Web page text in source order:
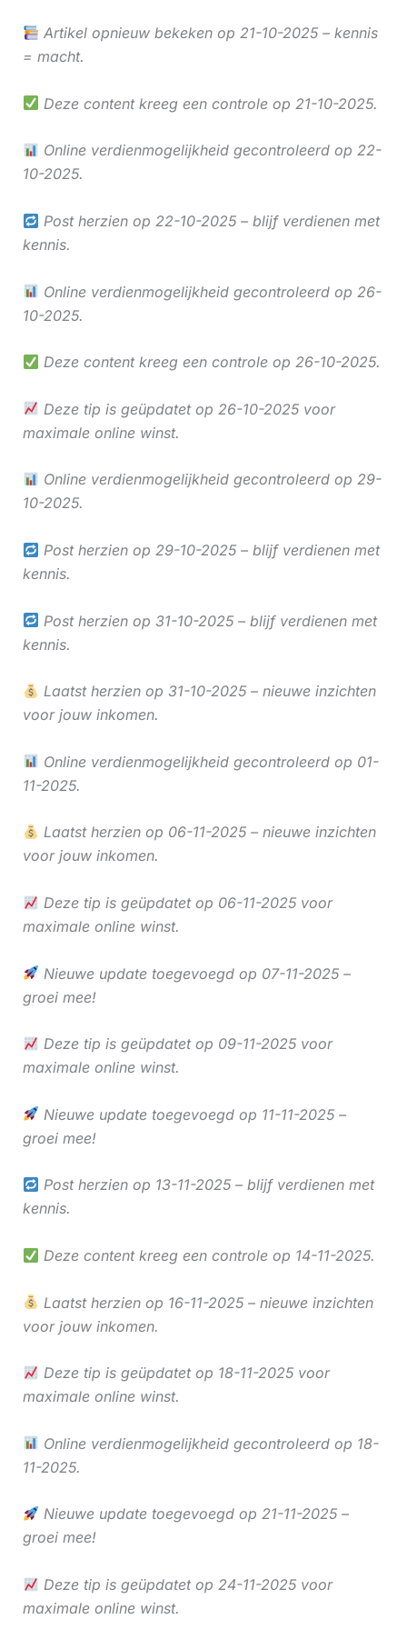
Artikel opnieuw bekeken op 21-10-2025 – kennis
= macht.
Deze content kreeg een controle op 21-10-2025.
Online verdienmogelijkheid gecontroleerd op 22-
10-2025.
Post herzien op 22-10-2025 – blijf verdienen met
kennis.
Online verdienmogelijkheid gecontroleerd op 26-
10-2025.
Deze content kreeg een controle op 26-10-2025.
Deze tip is geüpdatet op 26-10-2025 voor
maximale online winst.
Online verdienmogelijkheid gecontroleerd op 29-
10-2025.
Post herzien op 29-10-2025 – blijf verdienen met
kennis.
Post herzien op 31-10-2025 – blijf verdienen met
kennis.
Laatst herzien op 31-10-2025 – nieuwe inzichten
voor jouw inkomen.
Online verdienmogelijkheid gecontroleerd op 01-
11-2025.
Laatst herzien op 06-11-2025 – nieuwe inzichten
voor jouw inkomen.
Deze tip is geüpdatet op 06-11-2025 voor
maximale online winst.
Nieuwe update toegevoegd op 07-11-2025 –
groei mee!
Deze tip is geüpdatet op 09-11-2025 voor
maximale online winst.
Nieuwe update toegevoegd op 11-11-2025 –
groei mee!
Post herzien op 13-11-2025 – blijf verdienen met
kennis.
Deze content kreeg een controle op 14-11-2025.
Laatst herzien op 16-11-2025 – nieuwe inzichten
voor jouw inkomen.
Deze tip is geüpdatet op 18-11-2025 voor
maximale online winst.
Online verdienmogelijkheid gecontroleerd op 18-
11-2025.
Nieuwe update toegevoegd op 21-11-2025 –
groei mee!
Deze tip is geüpdatet op 24-11-2025 voor
maximale online winst.